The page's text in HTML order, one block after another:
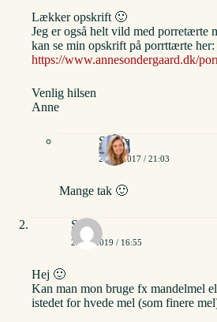
Lækker opskrift 🙂
Jeg er også helt vild med porretærte
kan se min opskrift på porrttærte her:
https://www.annesondergaard.dk/
Venlig hilsen
Anne
Stinna
27/09/2017 / 21:03
Mange tak 🙂
Stine
23/04/2019 / 16:55
Hej 🙂
Kan man mon bruge fx mandelmel
istedet for hvede mel (som finere